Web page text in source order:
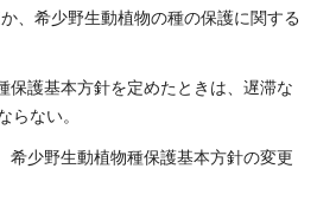
、希少野生動植物の種の保護に関する
保護基本方針を定めたときは、遅滞な
らない。
希少野生動植物種保護基本方針の変更